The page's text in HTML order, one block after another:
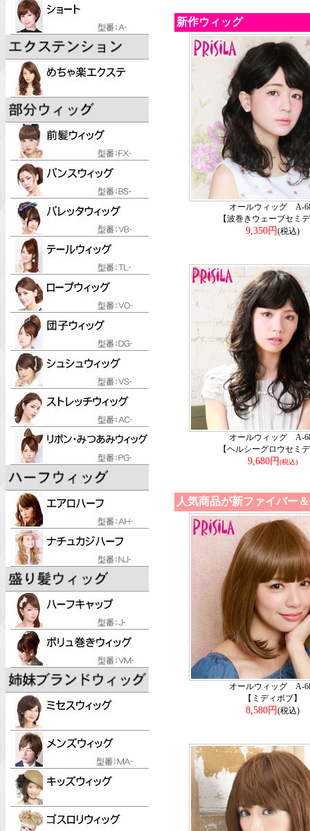
新作ウィッグ
オールウィッグ A-
【波巻きウェーブセミ
9,350円(税込)
オールウィッグ A-
【ヘルシーグロウセミ
9,680円(税込)
人気商品が新ファイバー
オールウィッグ A-
【ミディボブ】
8,580円(税込)